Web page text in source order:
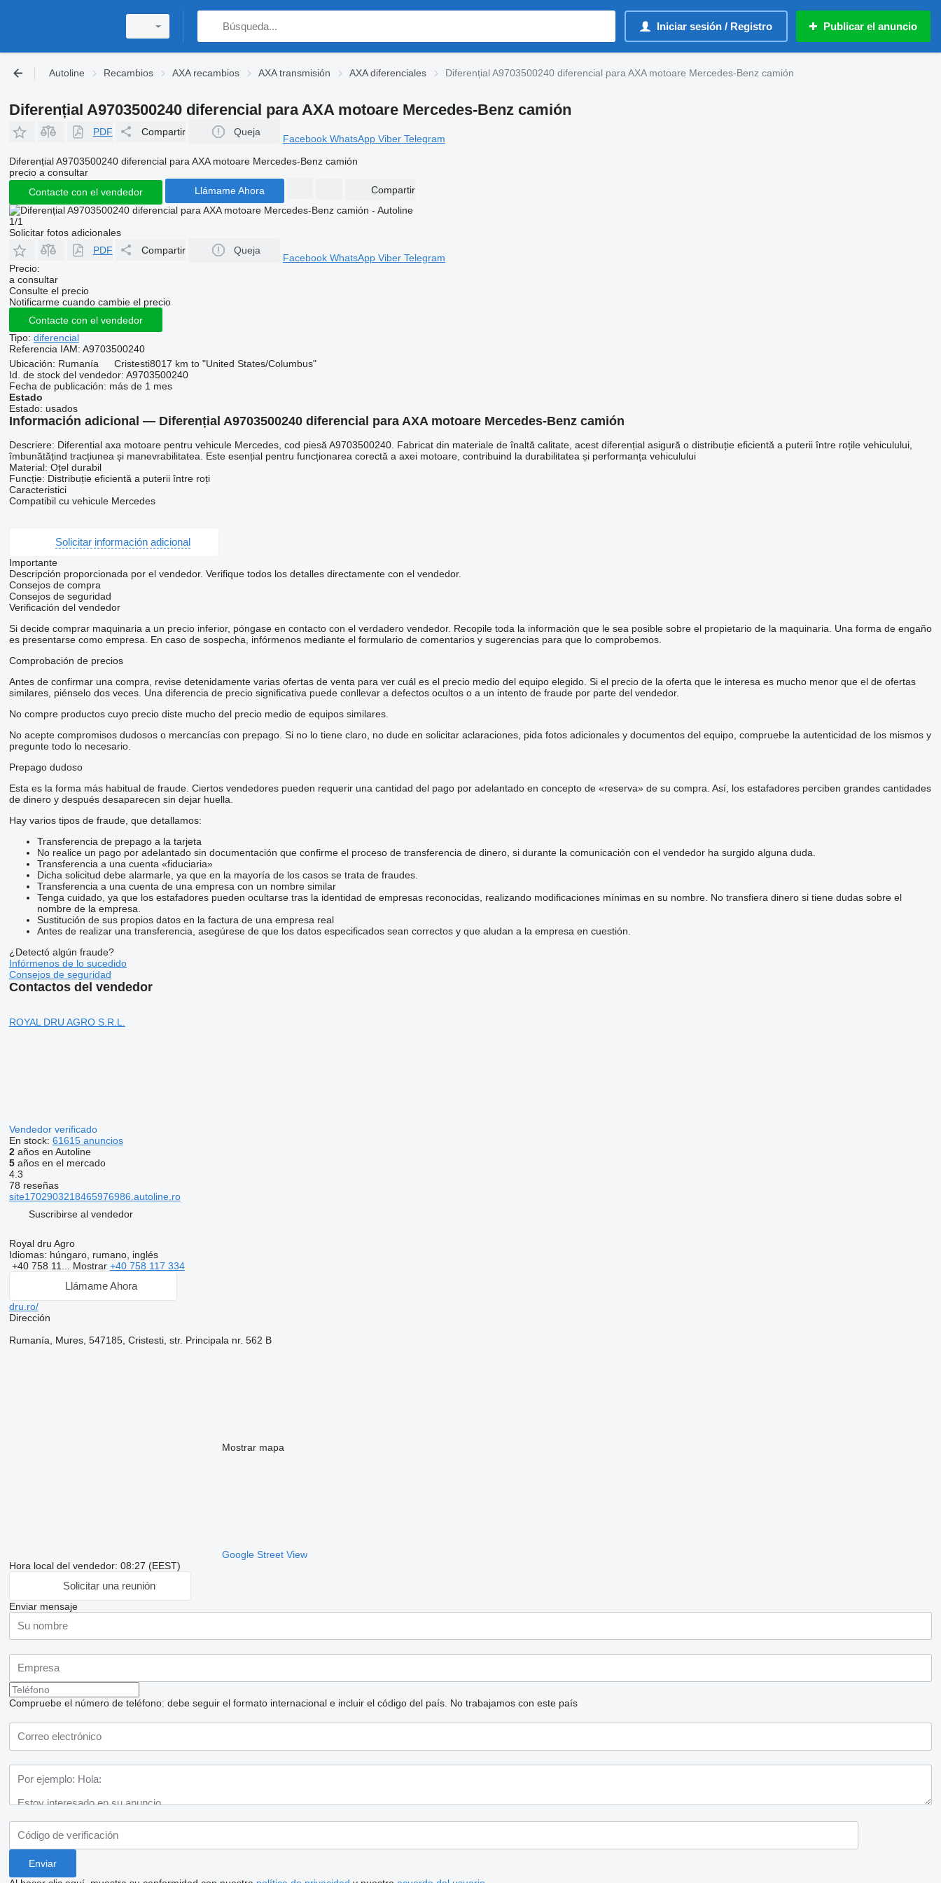
Iniciar sesión / Registro Publicar el anuncio
Autoline Recambios AXA recambios AXA transmisión AXA diferenciales Diferențial A9703500240 diferencial para AXA motoare Mercedes-Benz camión
Diferențial A9703500240 diferencial para AXA motoare Mercedes-Benz camión
PDF Compartir Queja
Facebook WhatsApp Viber Telegram
Diferențial A9703500240 diferencial para AXA motoare Mercedes-Benz camión
precio a consultar
Contacte con el vendedor
Llámame Ahora Compartir
1/1
Solicitar fotos adicionales
PDF
Compartir Queja
Facebook WhatsApp Viber Telegram
Precio:
a consultar
Consulte el precio
Notificarme cuando cambie el precio
Contacte con el vendedor
Tipo: diferencial
Referencia IAM: A9703500240
Ubicación: Rumanía Cristesti8017 km to "United States/Columbus"
Id. de stock del vendedor: A9703500240
Fecha de publicación: más de 1 mes
Estado
Estado: usados
Información adicional — Diferențial A9703500240 diferencial para AXA motoare Mercedes-Benz camión
Descriere: Diferential axa motoare pentru vehicule Mercedes, cod piesă A9703500240. Fabricat din materiale de înaltă calitate, acest diferențial asigură o distribuție eficientă a puterii între roțile vehiculului,
îmbunătățind tracțiunea și manevrabilitatea. Este esențial pentru funcționarea corectă a axei motoare, contribuind la durabilitatea și performanța vehiculului
Material: Oțel durabil
Funcție: Distribuție eficientă a puterii între roți
Caracteristici
Compatibil cu vehicule Mercedes
Solicitar información adicional
Importante
Descripción proporcionada por el vendedor. Verifique todos los detalles directamente con el vendedor.
Consejos de compra
Consejos de seguridad
Verificación del vendedor
Si decide comprar maquinaria a un precio inferior, póngase en contacto con el verdadero vendedor. Recopile toda la información que le sea posible sobre el propietario de la maquinaria. Una forma de engaño
es presentarse como empresa. En caso de sospecha, infórmenos mediante el formulario de comentarios y sugerencias para que lo comprobemos.
Comprobación de precios
Antes de confirmar una compra, revise detenidamente varias ofertas de venta para ver cuál es el precio medio del equipo elegido. Si el precio de la oferta que le interesa es mucho menor que el de ofertas
similares, piénselo dos veces. Una diferencia de precio significativa puede conllevar a defectos ocultos o a un intento de fraude por parte del vendedor.
No compre productos cuyo precio diste mucho del precio medio de equipos similares.
No acepte compromisos dudosos o mercancías con prepago. Si no lo tiene claro, no dude en solicitar aclaraciones, pida fotos adicionales y documentos del equipo, compruebe la autenticidad de los mismos y
pregunte todo lo necesario.
Prepago dudoso
Esta es la forma más habitual de fraude. Ciertos vendedores pueden requerir una cantidad del pago por adelantado en concepto de «reserva» de su compra. Así, los estafadores perciben grandes cantidades
de dinero y después desaparecen sin dejar huella.
Hay varios tipos de fraude, que detallamos:
Transferencia de prepago a la tarjeta
No realice un pago por adelantado sin documentación que confirme el proceso de transferencia de dinero, si durante la comunicación con el vendedor ha surgido alguna duda.
Transferencia a una cuenta «fiduciaria»
Dicha solicitud debe alarmarle, ya que en la mayoría de los casos se trata de fraudes.
Transferencia a una cuenta de una empresa con un nombre similar
Tenga cuidado, ya que los estafadores pueden ocultarse tras la identidad de empresas reconocidas, realizando modificaciones mínimas en su nombre. No transfiera dinero si tiene dudas sobre el
nombre de la empresa.
Sustitución de sus propios datos en la factura de una empresa real
Antes de realizar una transferencia, asegúrese de que los datos especificados sean correctos y que aludan a la empresa en cuestión.
¿Detectó algún fraude?
Infórmenos de lo sucedido
Consejos de seguridad
Contactos del vendedor
ROYAL DRU AGRO S.R.L.
Vendedor verificado
En stock: 61615 anuncios
2años en Autoline
5años en el mercado
4.3
78 reseñas
site1702903218465976986.autoline.ro
Suscribirse al vendedor
Royal dru Agro
Idiomas: húngaro, rumano, inglés
+40 758 11... Mostrar +40 758 117 334
Llámame Ahora
dru.ro/
Dirección
Rumanía, Mures, 547185, Cristesti, str. Principala nr. 562 B
Mostrar mapa
Google Street View
Hora local del vendedor: 08:27 (EEST)
Solicitar una reunión
Enviar mensaje
Compruebe el número de teléfono: debe seguir el formato internacional e incluir el código del país. No trabajamos con este país